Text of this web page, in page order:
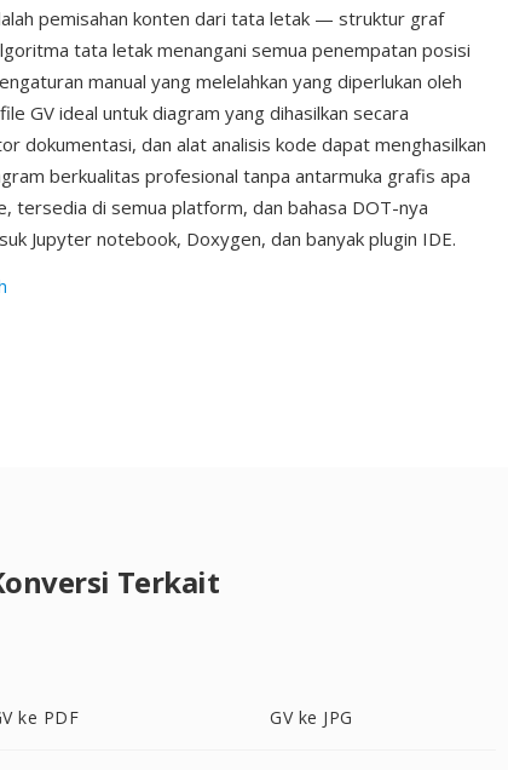
pemisahan konten dari tata letak — struktur graf
tata letak menangani semua penempatan posisi
manual yang melelahkan yang diperlukan oleh
GV ideal untuk diagram yang dihasilkan secara
dokumentasi, dan alat analisis kode dapat menghasilkan
berkualitas profesional tanpa antarmuka grafis apa
tersedia di semua platform, dan bahasa DOT-nya
Jupyter notebook, Doxygen, dan banyak plugin IDE.
Terkait
ke PDF GV ke JPG